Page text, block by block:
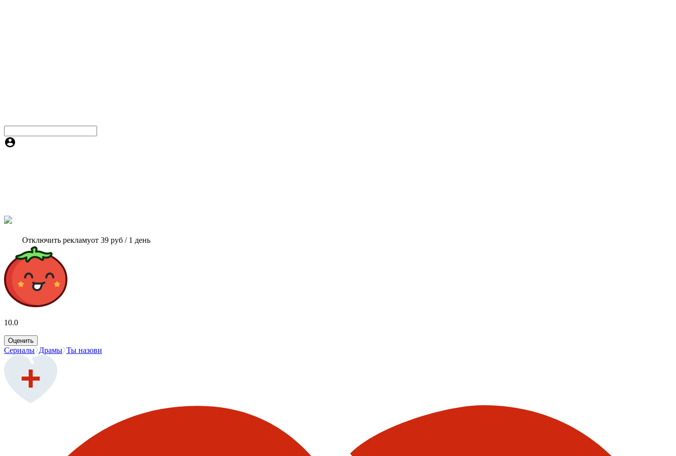
Отключить рекламуот 39 руб / 1 день
10.0
Оценить
Сериалы Драмы Ты назови